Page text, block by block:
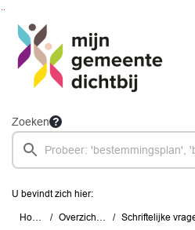
Zoeken
U bevindt zich hier:
Home Overzichten Schriftelijke vragen